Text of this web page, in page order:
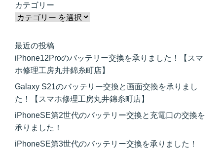
カテゴリー
最近の投稿
iPhone12Proのバッテリー交換を承りました！【スマ
ホ修理工房丸井錦糸町店】
Galaxy S21のバッテリー交換と画面交換を承りまし
た！【スマホ修理工房丸井錦糸町店】
iPhoneSE第2世代のバッテリー交換と充電口の交換を
承りました！
iPhoneSE第3世代のバッテリー交換を承りました！